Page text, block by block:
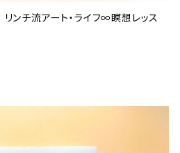
ンチ流アート・ライフ∞瞑想レッス